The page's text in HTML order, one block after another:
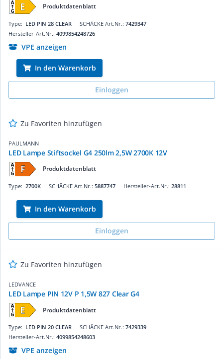
Produktdatenblatt
SCHÄCKE Art.Nr.: 7429347
Type: LED PIN 28 CLEAR
Hersteller-Art.Nr.: 4099854248726
VPE anzeigen
In den Warenkorb
Einloggen
Zu Favoriten hinzufügen
PAULMANN
LED Lampe Stiftsockel G4 250lm 2,5W 2700K 12V
Produktdatenblatt
SCHÄCKE Art.Nr.: 5887747
Type: 2700K Hersteller-Art.Nr.: 28811
In den Warenkorb
Einloggen
Zu Favoriten hinzufügen
LEDVANCE
LED Lampe PIN 12V P 1,5W 827 Clear G4
Produktdatenblatt
SCHÄCKE Art.Nr.: 7429339
Type: LED PIN 20 CLEAR
Hersteller-Art.Nr.: 4099854248603
VPE anzeigen